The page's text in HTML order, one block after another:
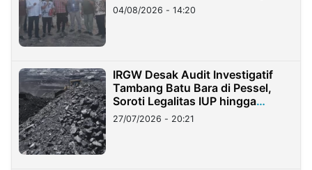
04/08/2026 - 14:20
IRGW Desak Audit Investigatif
Tambang Batu Bara di Pessel,
Soroti Legalitas IUP hingga
Stockpile
27/07/2026 - 20:21